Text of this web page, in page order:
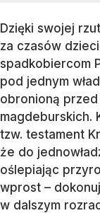
Dzięki swojej
za czasów
spadkobiercom
pod jednym
obronioną
magdeburskich.
tzw. testament
że do
oślepiając
wprost –
w dalszym